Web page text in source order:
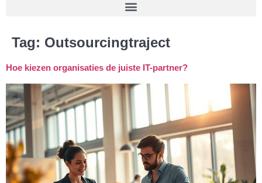
Tag: Outsourcingtraject
Hoe kiezen organisaties de juiste IT-partner?